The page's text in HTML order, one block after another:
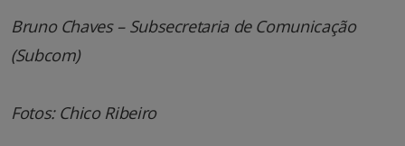
Bruno Chaves – Subsecretaria de Comunicação
(Subcom)
Fotos: Chico Ribeiro